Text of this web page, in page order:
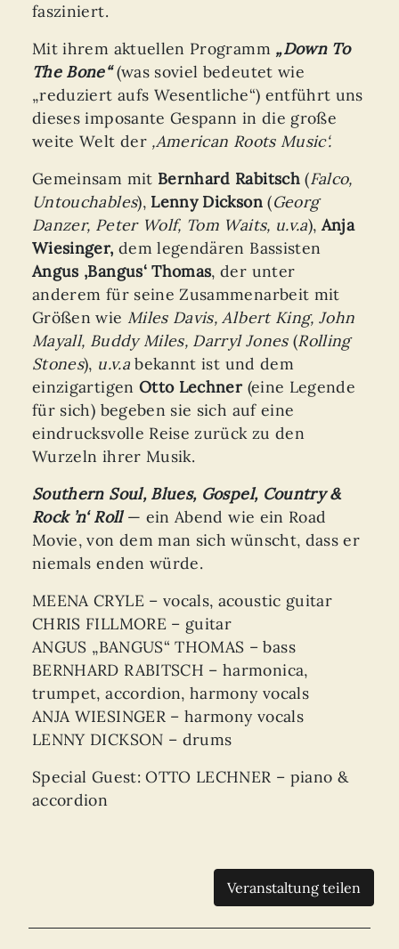
fasziniert.
Mit ihrem aktuellen Programm „Down To
The Bone“(was soviel bedeutet wie
„reduziert aufs Wesentliche“) entführt uns
dieses imposante Gespann in die große
weite Welt der ‚American Roots Music‘.
Gemeinsam mit Bernhard Rabitsch(Falco,
Untouchables), Lenny Dickson(Georg
Danzer, Peter Wolf, Tom Waits, u.v.a),Anja
Wiesinger, dem legendären Bassisten
Angus ‚Bangus‘ Thomas, der unter
anderem für seine Zusammenarbeit mit
Größen wie Miles Davis, Albert King, John
Mayall, Buddy Miles, Darryl Jones(Rolling
Stones), u.v.abekannt ist und dem
einzigartigen Otto Lechner (eine Legende
für sich) begeben sie sich auf eine
eindrucksvolle Reise zurück zu den
Wurzeln ihrer Musik.
Southern Soul, Blues, Gospel, Country &
Rock ’n‘ Roll— ein Abend wie ein Road
Movie, von dem man sich wünscht, dass er
niemals enden würde.
MEENA CRYLE – vocals, acoustic guitar
CHRIS FILLMORE – guitar
ANGUS „BANGUS“ THOMAS – bass
BERNHARD RABITSCH – harmonica,
trumpet, accordion, harmony vocals
ANJA WIESINGER – harmony vocals
LENNY DICKSON – drums
Special Guest: OTTO LECHNER – piano &
accordion
Veranstaltung teilen